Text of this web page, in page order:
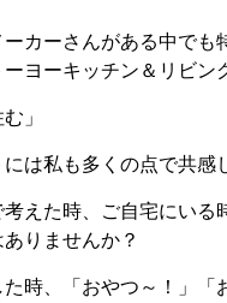
カーさんがある中でも
ヨーキッチン＆リビン
」
は私も多くの点で共感
えた時、ご自宅にいる
りませんか？
時、「おやつ～！」「